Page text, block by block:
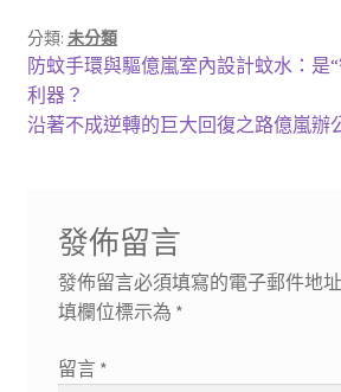
分類: 未分類
文
章
上
一
篇
防蚊手環與驅億嵐室內設計蚊水：是
利器？
下
沿著不成逆轉的巨大回復之路億嵐辦
發佈留言
發佈留言必須填寫的電子郵件地
填欄位標示為 *
留言 *